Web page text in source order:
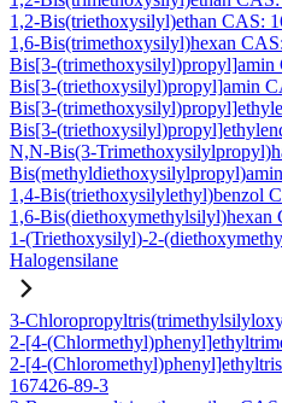
1,2-Bis(triethoxysilyl)ethan CAS:
1,6-Bis(trimethoxysilyl)hexan
Bis[3-(trimethoxysilyl)propyl]amin
Bis[3-(triethoxysilyl)propyl]amin
Bis[3-
Bis[3-
N,N-Bis(3-
1,4-Bis(triethoxysilylethyl)benzol
1,6-Bis(diethoxymethylsilyl)hexan
1-(Triethoxysilyl)-2-
Halogensilane
3-
2-[4-
2-[4-
167426-89-3